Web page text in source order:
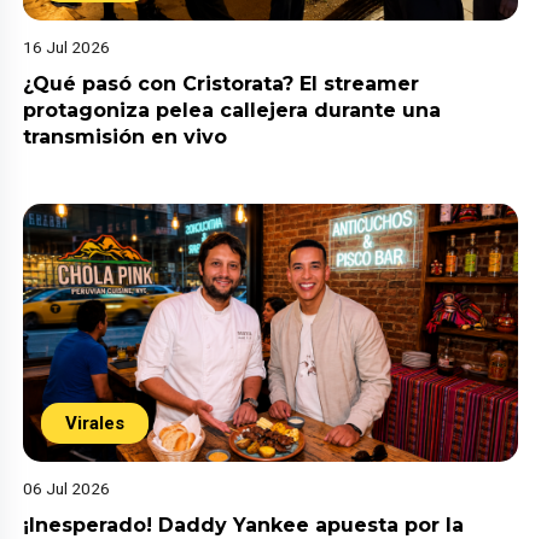
16 Jul 2026
¿Qué pasó con Cristorata? El streamer
protagoniza pelea callejera durante una
transmisión en vivo
Virales
06 Jul 2026
¡Inesperado! Daddy Yankee apuesta por la